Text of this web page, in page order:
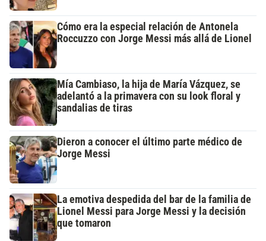
Cómo era la especial relación de Antonela
Roccuzzo con Jorge Messi más allá de Lionel
Mía Cambiaso, la hija de María Vázquez, se
adelantó a la primavera con su look floral y
sandalias de tiras
Dieron a conocer el último parte médico de
Jorge Messi
La emotiva despedida del bar de la familia de
Lionel Messi para Jorge Messi y la decisión
que tomaron